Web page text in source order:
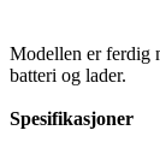
Modellen er ferdig
batteri og lader.
Spesifikasjoner